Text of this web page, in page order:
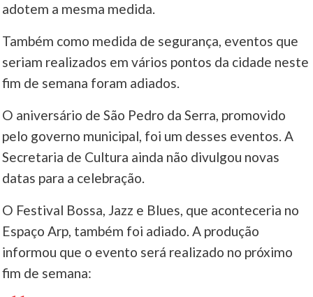
adotem a mesma medida.
Também como medida de segurança, eventos que
seriam realizados em vários pontos da cidade neste
fim de semana foram adiados.
O aniversário de São Pedro da Serra, promovido
pelo governo municipal, foi um desses eventos. A
Secretaria de Cultura ainda não divulgou novas
datas para a celebração.
O Festival Bossa, Jazz e Blues, que aconteceria no
Espaço Arp, também foi adiado. A produção
informou que o evento será realizado no próximo
fim de semana: